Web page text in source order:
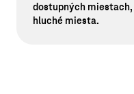
dostupných miestach,
hluché miesta.